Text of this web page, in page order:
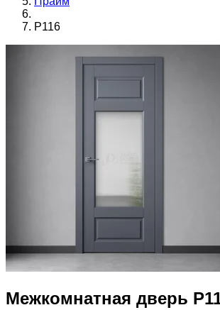
Р116
Межкомнатная дверь